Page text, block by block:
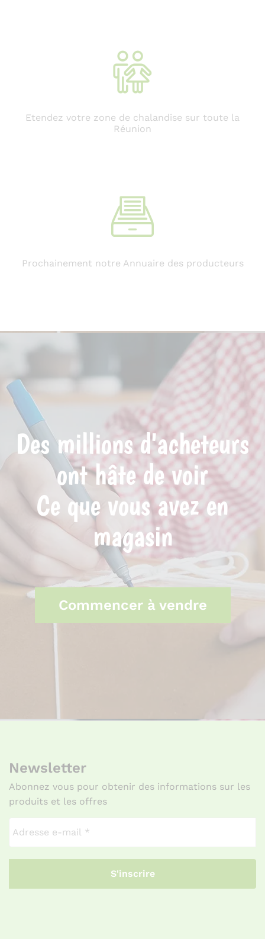
Etendez votre zone de chalandise sur toute la
Réunion
Prochainement notre Annuaire des producteurs
Des millions d'acheteurs
ont hâte de voir
Ce que vous avez en
magasin
Commencer à vendre
Newsletter
Abonnez vous pour obtenir des informations sur les
produits et les offres